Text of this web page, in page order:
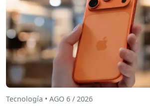
Tecnología • AGO 6 / 2026